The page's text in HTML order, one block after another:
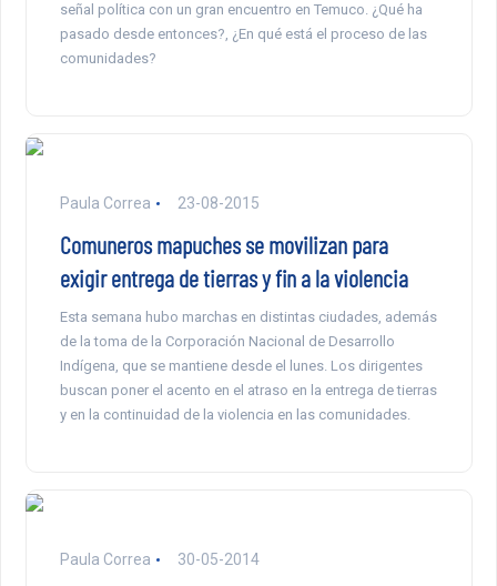
señal política con un gran encuentro en Temuco. ¿Qué ha
pasado desde entonces?, ¿En qué está el proceso de las
comunidades?
Paula Correa 23-08-2015
Comuneros mapuches se movilizan para
exigir entrega de tierras y fin a la violencia
Esta semana hubo marchas en distintas ciudades, además
de la toma de la Corporación Nacional de Desarrollo
Indígena, que se mantiene desde el lunes. Los dirigentes
buscan poner el acento en el atraso en la entrega de tierras
y en la continuidad de la violencia en las comunidades.
Paula Correa 30-05-2014